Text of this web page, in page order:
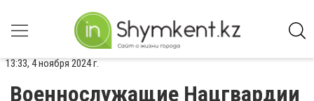
13:33, 4 ноября 2024 г.
Военнослужащие Нацгвардии